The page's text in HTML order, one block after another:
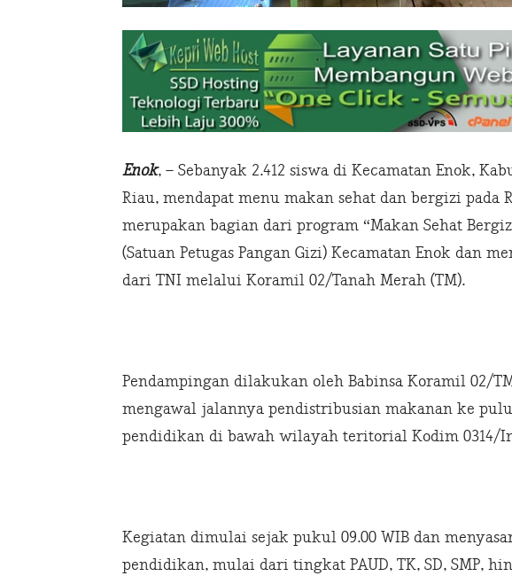
Enok, – Sebanyak 2.412 siswa di Kecamatan Enok,
Riau, mendapat menu makan sehat dan bergizi pada
merupakan bagian dari program “Makan Sehat
(Satuan Petugas Pangan Gizi) Kecamatan Enok dan
dari TNI melalui Koramil 02/Tanah Merah (TM).
Pendampingan dilakukan oleh Babinsa Koramil 02/
mengawal jalannya pendistribusian makanan ke
pendidikan di bawah wilayah teritorial Kodim 0314/
Kegiatan dimulai sejak pukul 09.00 WIB dan
pendidikan, mulai dari tingkat PAUD, TK, SD, SMP,